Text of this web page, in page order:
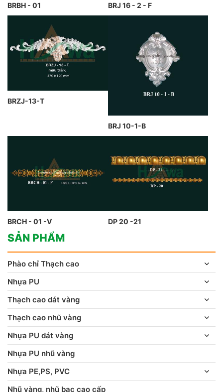
BRBH - 01 BRJ 16 - 2 - F
BRZJ-13-T
BRJ 10-1-B
BRCH - 01 -V DP 20 -21
SẢN PHẨM
Phào chỉ Thạch cao
Nhựa PU
Thạch cao dát vàng
Thạch cao nhũ vàng
Nhựa PU dát vàng
Nhựa PU nhũ vàng
Nhựa PE,PS, PVC
Nhũ vàng, nhũ bạc cao cấp